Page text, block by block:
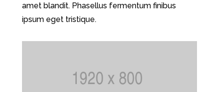
amet blandit. Phasellus fermentum finibus
ipsum eget tristique.